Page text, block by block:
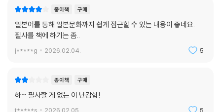
종이책 구매
일본어를 통해 일본문화까지 쉽게 접근할 수 있는 내용이 좋네요.
필사를 책에 하기는 좀..
j*****g 2026.02.04. 5
종이책 구매
하~ 필사할 게 없는 이 난감함!
t*****s 2026.02.05. 5